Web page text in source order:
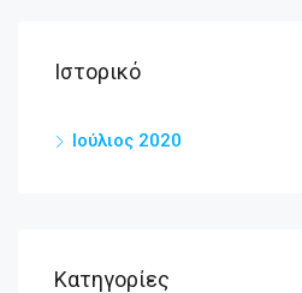
Ιστορικό
Ιούλιος 2020
Kατηγορίες